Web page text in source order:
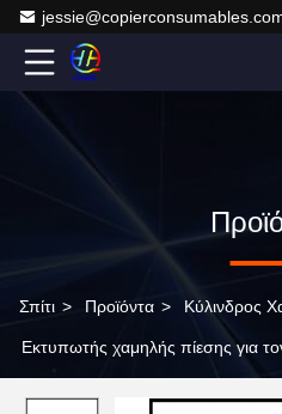
Σπίτι > Προϊόντα > Κύλινδρος
Εκτυπωτής χαμηλής πίεσης για